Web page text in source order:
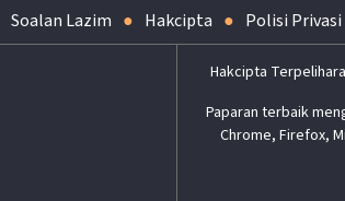
Soalan Lazim Hakcipta Polisi
Hakcipta
Paparan terbaik
Chrome, Firefox,